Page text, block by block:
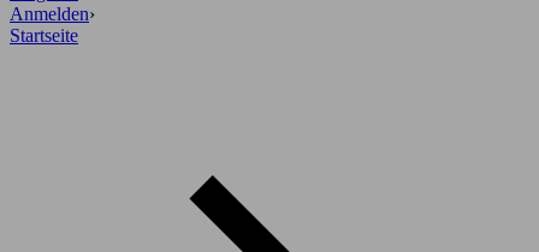
Anmelden›
Startseite